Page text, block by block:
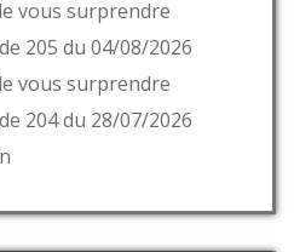
vous surprendre
205 du 04/08/2026
vous surprendre
204 du 28/07/2026